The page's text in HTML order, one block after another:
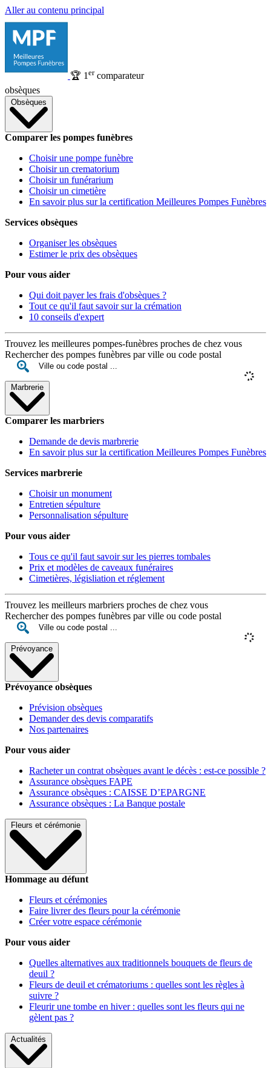
Aller au contenu principal
🏆 1 ercomparateur
obsèques
Obsèques
Comparer les pompes funèbres
Choisir une pompe funèbre
Choisir un crematorium
Choisir un funérarium
Choisir un cimetière
En savoir plus sur la certification Meilleures Pompes Funèbres
Services obsèques
Organiser les obsèques
Estimer le prix des obsèques
Pour vous aider
Qui doit payer les frais d'obsèques ?
Tout ce qu'il faut savoir sur la crémation
10 conseils d'expert
Trouvez les meilleures pompes-funèbres proches de chez vous
Rechercher des pompes funèbres par ville ou code postal
Marbrerie
Comparer les marbriers
Demande de devis marbrerie
En savoir plus sur la certification Meilleures Pompes Funèbres
Services marbrerie
Choisir un monument
Entretien sépulture
Personnalisation sépulture
Pour vous aider
Tous ce qu'il faut savoir sur les pierres tombales
Prix et modèles de caveaux funéraires
Cimetières, législiation et réglement
Trouvez les meilleurs marbriers proches de chez vous
Rechercher des pompes funèbres par ville ou code postal
Prévoyance
Prévoyance obsèques
Prévision obsèques
Demander des devis comparatifs
Nos partenaires
Pour vous aider
Racheter un contrat obsèques avant le décès : est-ce possible ?
Assurance obsèques FAPE
Assurance obsèques : CAISSE D’EPARGNE
Assurance obsèques : La Banque postale
Fleurs et cérémonie
Hommage au défunt
Fleurs et cérémonies
Faire livrer des fleurs pour la cérémonie
Créer votre espace cérémonie
Pour vous aider
Quelles alternatives aux traditionnels bouquets de fleurs de
deuil ?
Fleurs de deuil et crématoriums : quelles sont les règles à
suivre ?
Fleurir une tombe en hiver : quelles sont les fleurs qui ne
gèlent pas ?
Actualités